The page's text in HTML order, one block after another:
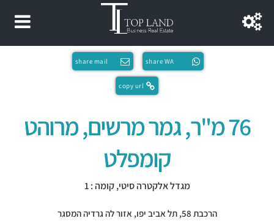
share WA
share mail
copy url
76 מ"ר, גמר מרשים, מרוהט
קומפלט
מגדל אלקטרה סיטי, קומה : 1
הרכבת 58, תל אביב יפו, אזור לה גרדיה המסגר